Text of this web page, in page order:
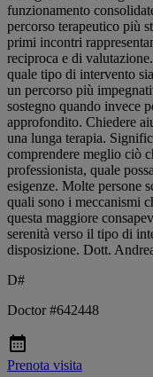
funzionamento
percorso terapeutico più
primi incontri
reciproca e di
quale tipo di intervento
un percorso più
sostegno quando invece
approfondito. Chiedere
una lunga terapia.
comprendere meglio ciò
professionista, quale
esigenze. Molte persone
quali sono i meccanismi
questa maggiore
serenità verso il tipo di
disposizione. Dott.
D#
Doctor #642448
Prenota visita